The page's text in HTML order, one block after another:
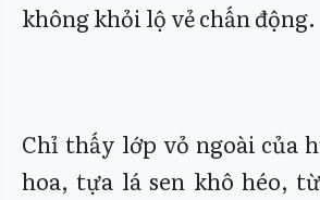
không khỏi lộ vẻ chấn động.
Chỉ thấy lớp vỏ ngoài của
hoa, tựa lá sen khô héo,